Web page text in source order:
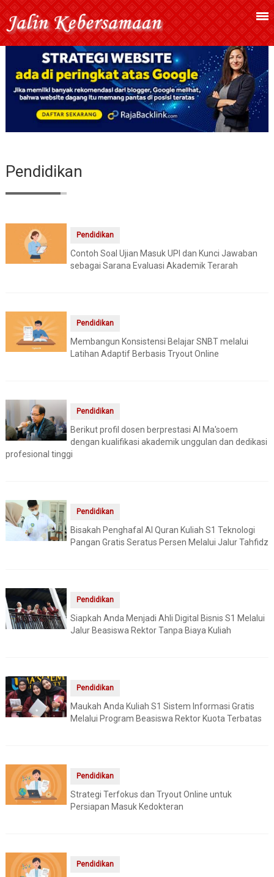
Pendidikan
Pendidikan
Contoh Soal Ujian Masuk UPI dan Kunci Jawaban
sebagai Sarana Evaluasi Akademik Terarah
Pendidikan
Membangun Konsistensi Belajar SNBT melalui
Latihan Adaptif Berbasis Tryout Online
Pendidikan
Berikut profil dosen berprestasi Al Ma'soem
dengan kualifikasi akademik unggulan dan dedikasi
profesional tinggi
Pendidikan
Bisakah Penghafal Al Quran Kuliah S1 Teknologi
Pangan Gratis Seratus Persen Melalui Jalur Tahfidz
Pendidikan
Siapkah Anda Menjadi Ahli Digital Bisnis S1 Melalui
Jalur Beasiswa Rektor Tanpa Biaya Kuliah
Pendidikan
Maukah Anda Kuliah S1 Sistem Informasi Gratis
Melalui Program Beasiswa Rektor Kuota Terbatas
Pendidikan
Strategi Terfokus dan Tryout Online untuk
Persiapan Masuk Kedokteran
Pendidikan